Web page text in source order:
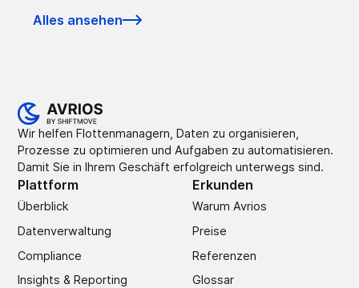
Alles ansehen
Wir helfen Flottenmanagern, Daten zu organisieren,
Prozesse zu optimieren und Aufgaben zu automatisieren.
Damit Sie in Ihrem Geschäft erfolgreich unterwegs sind.
Plattform
Überblick
Datenverwaltung
Compliance
Insights & Reporting
Erkunden
Warum Avrios
Preise
Referenzen
Glossar